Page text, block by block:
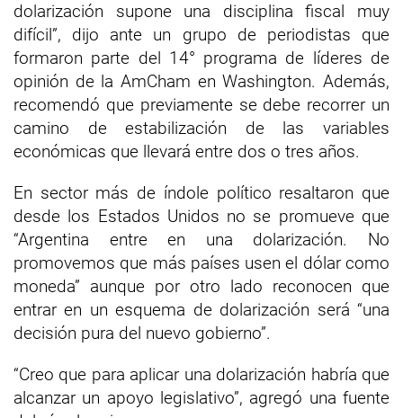
dolarización supone una disciplina fiscal muy
difícil”, dijo ante un grupo de periodistas que
formaron parte del 14° programa de líderes de
opinión de la AmCham en Washington. Además,
recomendó que previamente se debe recorrer un
camino de estabilización de las variables
económicas que llevará entre dos o tres años.
En sector más de índole político resaltaron que
desde los Estados Unidos no se promueve que
“Argentina entre en una dolarización. No
promovemos que más países usen el dólar como
moneda” aunque por otro lado reconocen que
entrar en un esquema de dolarización será “una
decisión pura del nuevo gobierno”.
“Creo que para aplicar una dolarización habría que
alcanzar un apoyo legislativo”, agregó una fuente